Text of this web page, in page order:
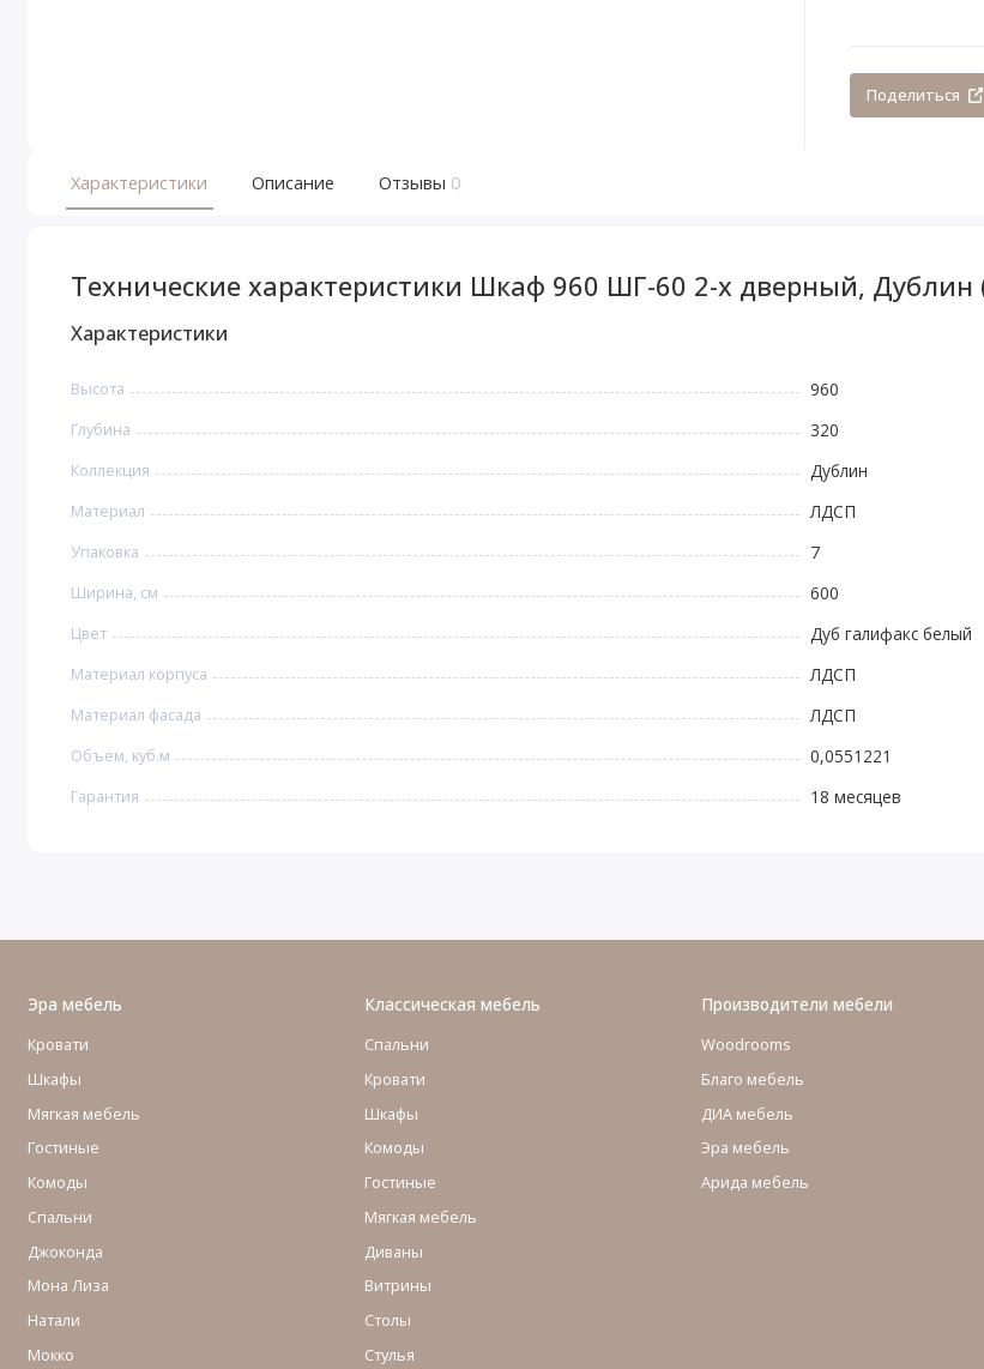
Поделиться
Характеристики Описание Отзывы 0
Технические характеристики Шкаф 960 ШГ-60 2-х дверный,
Характеристики
Высота 960
Глубина 320
Коллекция Дублин
Материал ЛДСП
Упаковка 7
Ширина, см 600
Цвет Дуб галифакс белый
Материал корпуса ЛДСП
Материал фасада ЛДСП
Объем, куб.м 0,0551221
Гарантия 18 месяцев
Эра мебель
Кровати
Шкафы
Мягкая мебель
Гостиные
Комоды
Cпальни
Джоконда
Мона Лиза
Натали
Мокко
Классическая мебель
Спальни
Кровати
Шкафы
Комоды
Гостиные
Мягкая мебель
Диваны
Витрины
Столы
Стулья
Производители мебели
Woodrooms
Благо мебель
ДИА мебель
Эра мебель
Арида мебель